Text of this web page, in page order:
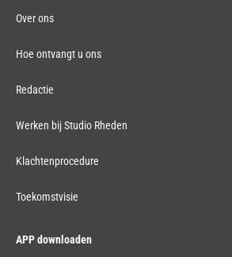
Over ons
Hoe ontvangt u ons
Redactie
Werken bij Studio Rheden
Klachtenprocedure
Toekomstvisie
APP downloaden